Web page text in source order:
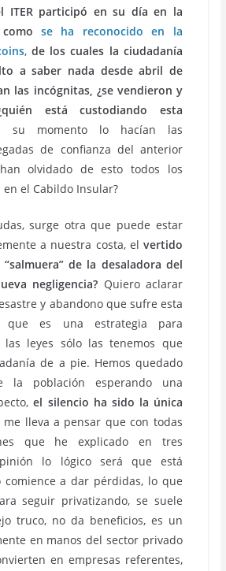
ITER participó en su día en la
se ha reconocido en la
, de los cuales la ciudadanía
a saber nada desde abril de
las incógnitas, ¿se vendieron y
está custodiando esta
su momento lo hacían las
de confianza del anterior
olvidado de esto todos los
el Cabildo Insular?
surge otra que puede estar
a nuestra costa, el vertido
de la desaladora del
negligencia? Quiero aclarar
y abandono que sufre esta
que es una estrategia para
leyes sólo las tenemos que
de a pie. Hemos quedado
la población esperando una
el silencio ha sido la única
me lleva a pensar que con todas
que he explicado en tres
lo lógico será que está
comience a dar pérdidas, lo que
seguir privatizando, se suele
truco, no da beneficios, es un
en manos del sector privado
en empresas referentes,